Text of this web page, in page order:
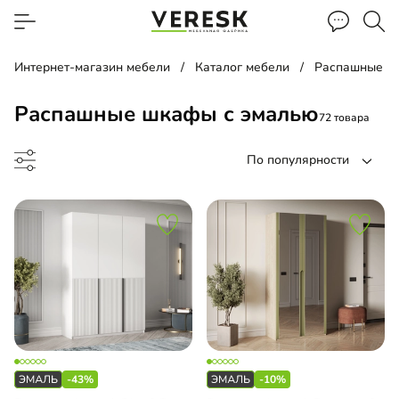
Интернет-магазин мебели Каталог мебели Распашные
Распашные шкафы с эмалью72 товара
По популярности
шкаф
шкаф-43% -10%